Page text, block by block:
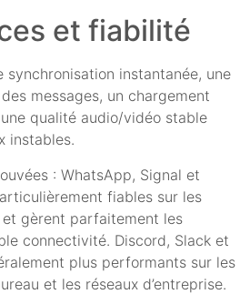
et fiabilité
synchronisation instantanée, une
messages, un chargement
qualité audio/vidéo stable
instables.
: WhatsApp, Signal et
fiables sur les
et gèrent parfaitement les
connectivité. Discord, Slack et
plus performants sur les
et les réseaux d’entreprise.